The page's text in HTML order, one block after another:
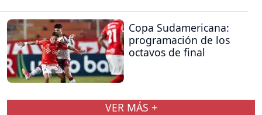
Copa Sudamericana:
programación de los
octavos de final
VER MÁS +